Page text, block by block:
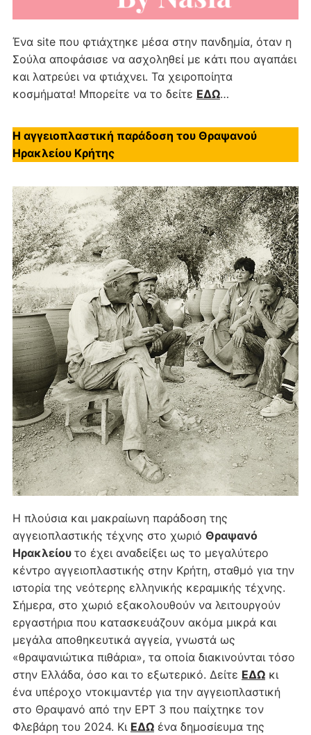
Ένα site που φτιάχτηκε μέσα στην πανδημία, όταν η
Σούλα αποφάσισε να ασχοληθεί με κάτι που αγαπάει
και λατρεύει να φτιάχνει. Τα χειροποίητα
κοσμήματα! Μπορείτε να το δείτε ΕΔΩ…
Η αγγειοπλαστική παράδοση του Θραψανού
Ηρακλείου Κρήτης
Η πλούσια και μακραίωνη παράδοση της
αγγειοπλαστικής τέχνης στο χωριό Θραψανό
Ηρακλείου το έχει αναδείξει ως το μεγαλύτερο
κέντρο αγγειοπλαστικής στην Κρήτη, σταθμό για την
ιστορία της νεότερης ελληνικής κεραμικής τέχνης.
Σήμερα, στο χωριό εξακολουθούν να λειτουργούν
εργαστήρια που κατασκευάζουν ακόμα μικρά και
μεγάλα αποθηκευτικά αγγεία, γνωστά ως
«θραψανιώτικα πιθάρια», τα οποία διακινούνται τόσο
στην Ελλάδα, όσο και το εξωτερικό. Δείτε ΕΔΩκι
ένα υπέροχο ντοκιμαντέρ για την αγγειοπλαστική
στο Θραψανό από την ΕΡΤ 3 που παίχτηκε τον
Φλεβάρη του 2024. Κι ΕΔΩένα δημοσίευμα της